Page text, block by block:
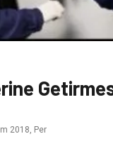
2018, Per